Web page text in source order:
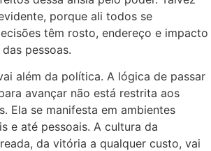
porque ali todos se
têm rosto, endereço e impacto
pessoas.
além da política. A lógica de passar
avançar não está restrita aos
Ela se manifesta em ambientes
e até pessoais. A cultura da
da vitória a qualquer custo, vai